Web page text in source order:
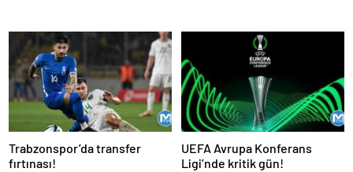
Trabzonspor’da transfer
fırtınası!
UEFA Avrupa Konferans
Ligi’nde kritik gün!